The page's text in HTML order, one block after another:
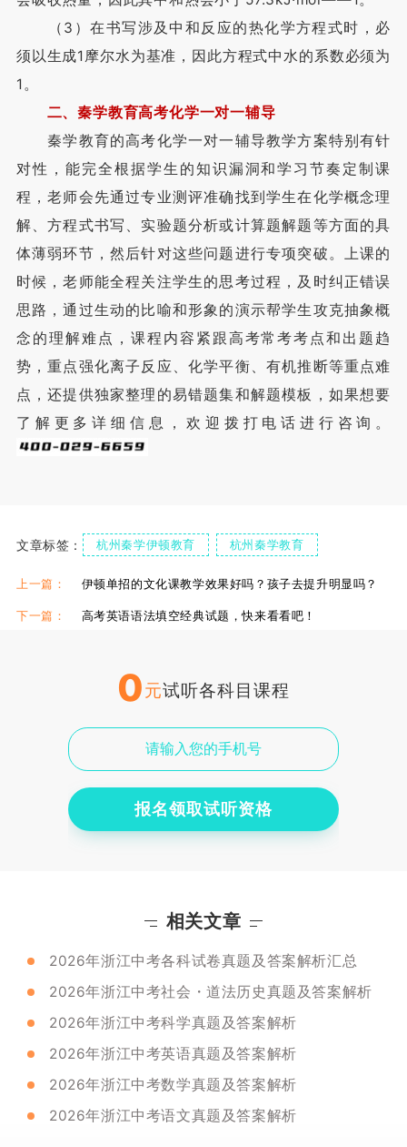
（3）在书写涉及中和反应的热化学方程式时，必
须以生成1摩尔水为基准，因此方程式中水的系数必须为
1。
二、秦学教育高考化学一对一辅导
秦学教育的高考化学一对一辅导教学方案特别有针
对性，能完全根据学生的知识漏洞和学习节奏定制课
程，老师会先通过专业测评准确找到学生在化学概念理
解、方程式书写、实验题分析或计算题解题等方面的具
体薄弱环节，然后针对这些问题进行专项突破。上课的
时候，老师能全程关注学生的思考过程，及时纠正错误
思路，通过生动的比喻和形象的演示帮学生攻克抽象概
念的理解难点，课程内容紧跟高考常考考点和出题趋
势，重点强化离子反应、化学平衡、有机推断等重点难
点，还提供独家整理的易错题集和解题模板，如果想要
了解更多详细信息，欢迎拨打电话进行咨询。
文章标签： 杭州秦学伊顿教育 杭州秦学教育
秦学伊顿教学环境 杭州秦学教育一对一
上一篇： 伊顿单招的文化课教学效果好吗？孩子去提升明显吗？
下一篇： 高考英语语法填空经典试题，快来看看吧！
0元试听各科目课程
报名领取试听资格
相关文章
2026年浙江中考各科试卷真题及答案解析汇总
2026年浙江中考社会・道法历史真题及答案解析
2026年浙江中考科学真题及答案解析
2026年浙江中考英语真题及答案解析
2026年浙江中考数学真题及答案解析
2026年浙江中考语文真题及答案解析